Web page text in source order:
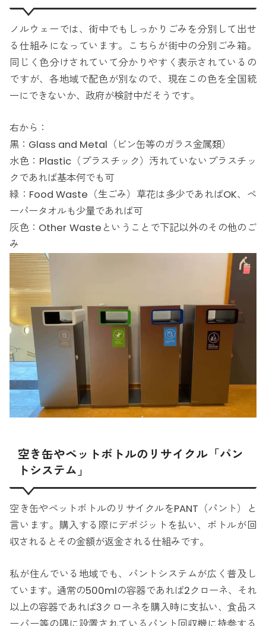
ノルウェーでは、街中でもしっかりごみを分別して出せ
る仕組みになっています。こちらが街中の分別ごみ箱。
同じく色分けされていて分かりやすく表示されているの
ですが、各地域で配色が別なので、現在この色を全国統
一にできないか、政府が検討中だそうです。
右から：
黒：Glass and Metal（ビン缶等のガラス金属類）
水色：Plastic（プラスチック）汚れていないプラスチッ
クであれば基本何でも可
緑：Food Waste（生ごみ）草花は多少であればOK、ペ
ーパータオルも少量であれば可
灰色：Other Wasteということで下記以外のその他のご
み
空き缶やペットボトルのリサイクル「パン
トシステム」
空き缶やペットボトルのリサイクルをPANT（パント）と
言います。購入する際にデポジットを払い、ボトルが回
収されるとその金額が返金される仕組みです。
私が住んでいる地域でも、パントシステムが広く普及し
ています。通常の500mlの容器であれば2クローネ、それ
以上の容器であれば3クローネを購入時に支払い、食品ス